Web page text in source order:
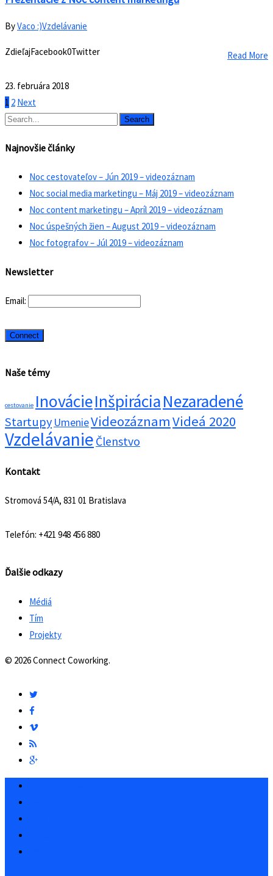
ByVaco :)Vzdelávanie
ZdieľajFacebook0Twitter Read More
23. februára 2018
1 2 Next
Search
Najnovšie články
Noc cestovateľov – Jún 2019 – videozáznam
Noc social media marketingu – Máj 2019 – videozáznam
Noc content marketingu – Apríl 2019 – videozáznam
Noc úspešných žien – August 2019 – videozáznam
Noc fotografov – Júl 2019 – videozáznam
Newsletter
Email:
Naše témy
cestovanie InovácieInšpiráciaNezaradené
Startupy UmenieVideozáznamVideá 2020
Vzdelávanie Členstvo
Kontakt
Stromová 54/A, 831 01 Bratislava
Telefón: +421 948 456 880
Ďalšie odkazy
Médiá
Tím
Projekty
© 2026 Connect Coworking.